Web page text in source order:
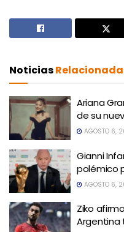
Noticias
Ariana
de su
AGOSTO 6,
Gianni
polémico
AGOSTO 6,
Ziko
Argentina